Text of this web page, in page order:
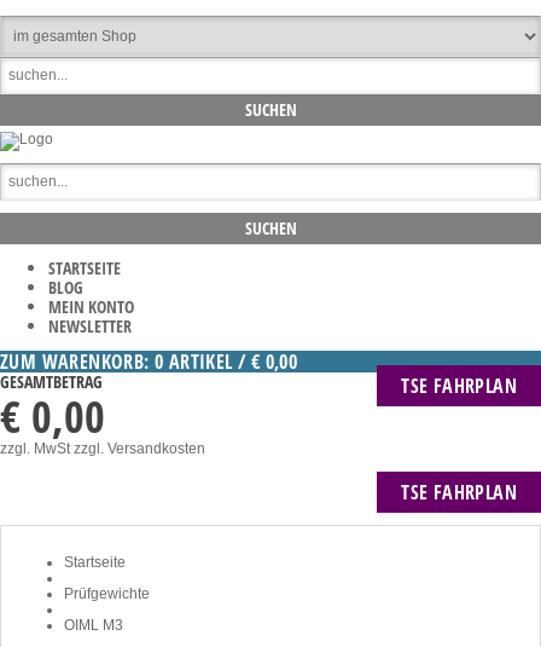
STARTSEITE
BLOG
MEIN KONTO
NEWSLETTER
TSE FAHRPLAN
ZUM WARENKORB: 0 ARTIKEL / € 0,00
GESAMTBETRAG
€ 0,00
zzgl. MwStzzgl. Versandkosten
TSE FAHRPLAN
Startseite
Prüfgewichte
OIML M3